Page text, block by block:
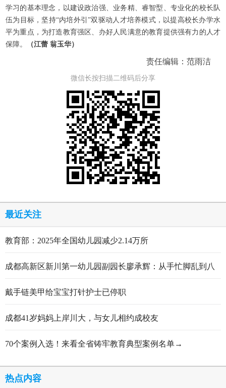
学习的基本理念，以建设政治强、业务精、睿智型、专业化的校长队
伍为目标，坚持“内培外引”双驱动人才培养模式，以提高校长办学水
平为重点，为打造教育强区、办好人民满意的教育提供强有力的人才
保障。
（江蕾 翁玉华）
责任编辑：范雨洁
微信长按扫描二维码后分享
最近关注
教育部：2025年全国幼儿园减少2.14万所
成都高新区新川第一幼儿园副园长廖承辉：从手忙脚乱到八
戴手链美甲给宝宝打针护士已停职
成都41岁妈妈上岸川大，与女儿相约成校友
70个案例入选！来看全省铸牢教育典型案例名单→
热点内容